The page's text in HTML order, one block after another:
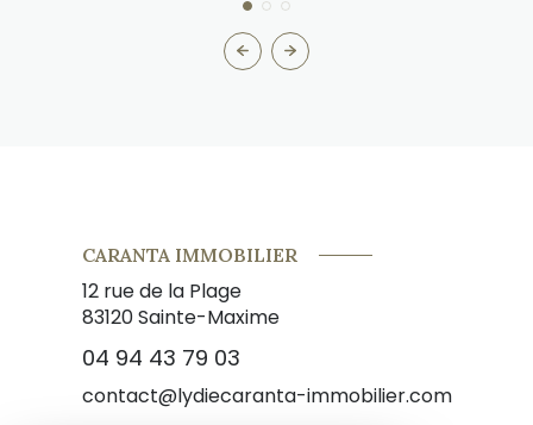
CARANTA IMMOBILIER
12 rue de la Plage
83120Sainte-Maxime
04 94 43 79 03
contact@lydiecaranta-immobilier.com